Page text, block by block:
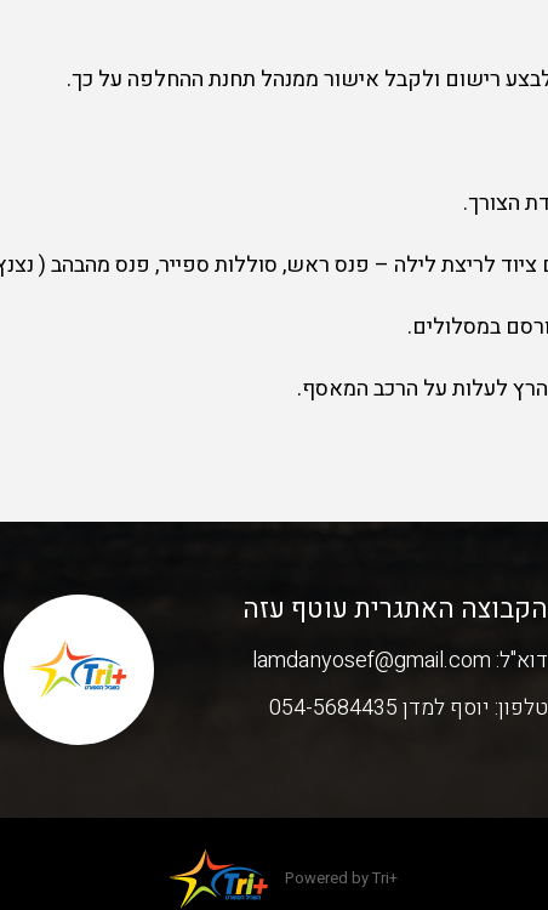
הקבוצה האתגרית עוטף עזה
דוא"ל:lamdanyosef@gmail.com
טלפון: יוסף למדן 054-5684435
Powered by Tri+